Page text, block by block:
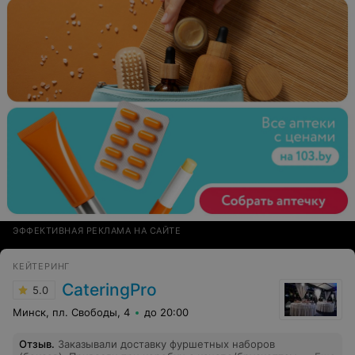
ЭФФЕКТИВНАЯ РЕКЛАМА НА САЙТЕ
КЕЙТЕРИНГ
5.0 CateringPro
Минск, пл. Свободы, 4 до 20:00
Отзыв. Заказывали доставку фуршетных наборов